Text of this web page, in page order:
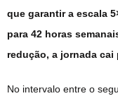
que garantir a escala
para 42 horas
redução, a jornada cai
No intervalo entre o